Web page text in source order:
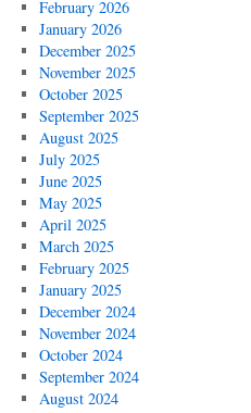
February 2026
January 2026
December 2025
November 2025
October 2025
September 2025
August 2025
July 2025
June 2025
May 2025
April 2025
March 2025
February 2025
January 2025
December 2024
November 2024
October 2024
September 2024
August 2024